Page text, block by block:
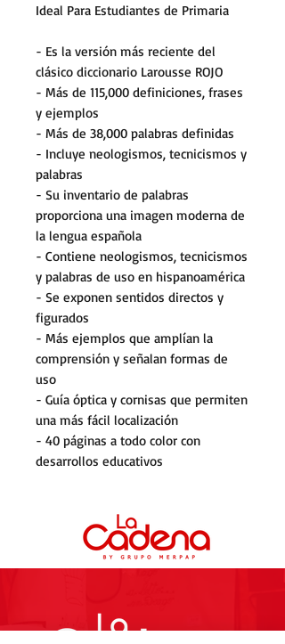
Ideal Para Estudiantes de Primaria
- Es la versión más reciente del
clásico diccionario Larousse ROJO
- Más de 115,000 definiciones, frases
y ejemplos
- Más de 38,000 palabras definidas
- Incluye neologismos, tecnicismos y
palabras
- Su inventario de palabras
proporciona una imagen moderna de
la lengua española
- Contiene neologismos, tecnicismos
y palabras de uso en hispanoamérica
- Se exponen sentidos directos y
figurados
- Más ejemplos que amplían la
comprensión y señalan formas de
uso
- Guía óptica y cornisas que permiten
una más fácil localización
- 40 páginas a todo color con
desarrollos educativos